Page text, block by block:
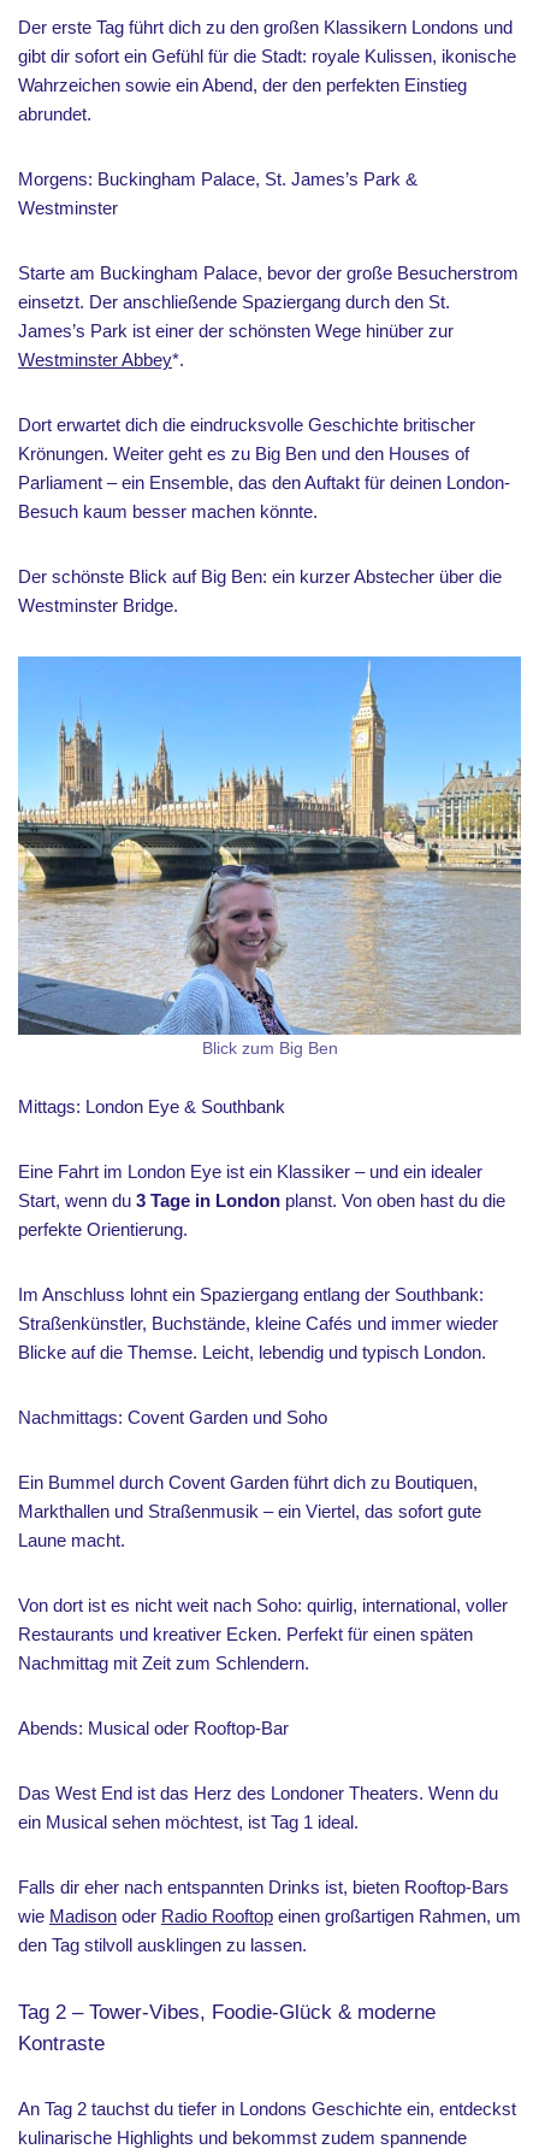
Der erste Tag führt dich zu den großen Klassikern Londons und
gibt dir sofort ein Gefühl für die Stadt: royale Kulissen, ikonische
Wahrzeichen sowie ein Abend, der den perfekten Einstieg
abrundet.
Morgens: Buckingham Palace, St. James’s Park &
Westminster
Starte am Buckingham Palace, bevor der große Besucherstrom
einsetzt. Der anschließende Spaziergang durch den St.
James’s Park ist einer der schönsten Wege hinüber zur
Westminster Abbey*.
Dort erwartet dich die eindrucksvolle Geschichte britischer
Krönungen. Weiter geht es zu Big Ben und den Houses of
Parliament – ein Ensemble, das den Auftakt für deinen London-
Besuch kaum besser machen könnte.
Der schönste Blick auf Big Ben: ein kurzer Abstecher über die
Westminster Bridge.
Blick zum Big Ben
Mittags: London Eye & Southbank
Eine Fahrt im London Eye ist ein Klassiker – und ein idealer
Start, wenn du 3 Tage in London planst. Von oben hast du die
perfekte Orientierung.
Im Anschluss lohnt ein Spaziergang entlang der Southbank:
Straßenkünstler, Buchstände, kleine Cafés und immer wieder
Blicke auf die Themse. Leicht, lebendig und typisch London.
Nachmittags: Covent Garden und Soho
Ein Bummel durch Covent Garden führt dich zu Boutiquen,
Markthallen und Straßenmusik – ein Viertel, das sofort gute
Laune macht.
Von dort ist es nicht weit nach Soho: quirlig, international, voller
Restaurants und kreativer Ecken. Perfekt für einen späten
Nachmittag mit Zeit zum Schlendern.
Abends: Musical oder Rooftop-Bar
Das West End ist das Herz des Londoner Theaters. Wenn du
ein Musical sehen möchtest, ist Tag 1 ideal.
Falls dir eher nach entspannten Drinks ist, bieten Rooftop-Bars
wie Madison oder Radio Rooftop einen großartigen Rahmen, um
den Tag stilvoll ausklingen zu lassen.
Tag 2 – Tower-Vibes, Foodie-Glück & moderne
Kontraste
An Tag 2 tauchst du tiefer in Londons Geschichte ein, entdeckst
kulinarische Highlights und bekommst zudem spannende